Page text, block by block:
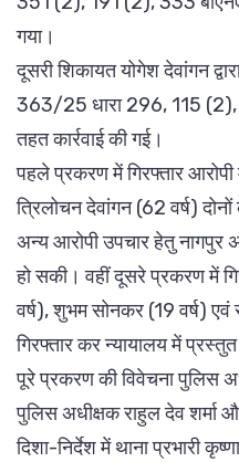
गया।
दूसरी शिकायत योगेश देवांगन
363/25 धारा 296, 115
तहत कार्रवाई की गई।
पहले प्रकरण में गिरफ्तार
त्रिलोचन देवांगन (62 वर्ष)
अन्य आरोपी उपचार हेतु नागपुर
हो सकी। वहीं दूसरे प्रकरण में
वर्ष), शुभम सोनकर (19 वर्ष) एवं
गिरफ्तार कर न्यायालय में प्रस्तुत
पूरे प्रकरण की विवेचना पुलिस
पुलिस अधीक्षक राहुल देव शर्मा
दिशा-निर्देश में थाना प्रभारी